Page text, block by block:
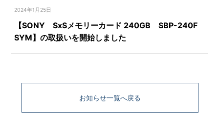
2024年1月25日
【SONY SxSメモリーカード 240GB SBP-240F
SYM】の取扱いを開始しました
お知らせ一覧へ戻る